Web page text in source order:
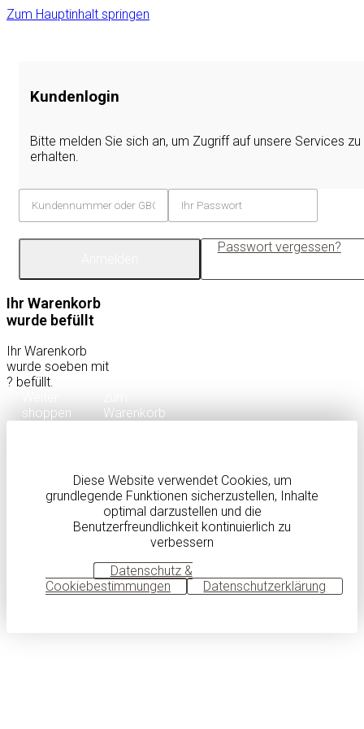
Zum Hauptinhalt springen
Kundenlogin
Bitte melden Sie sich an, um Zugriff auf unsere Services zu
erhalten.
Passwort vergessen?
Ihr Warenkorb
wurde befüllt
Ihr Warenkorb
wurde soeben mit
? befüllt.
shoppen
Warenkorb
Diese Website verwendet Cookies, um
grundlegende Funktionen sicherzustellen, Inhalte
optimal darzustellen und die
Benutzerfreundlichkeit kontinuierlich zu
verbessern
Datenschutz &
Cookiebestimmungen
Datenschutzerklärung